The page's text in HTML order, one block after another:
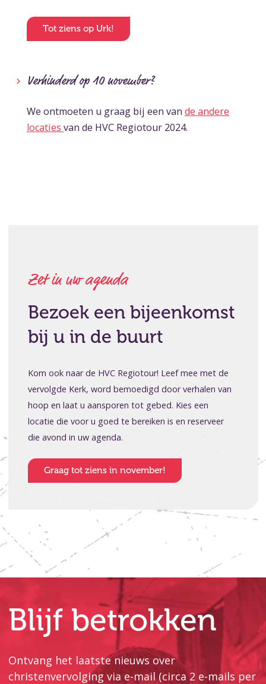
Tot ziens op Urk!
Verhinderd op 10 november?
We ontmoeten u graag bij een van de andere
locaties van de HVC Regiotour 2024.
Zet in uw agenda
Bezoek een bijeenkomst
bij u in de buurt
Kom ook naar de HVC Regiotour! Leef mee met de
vervolgde Kerk, word bemoedigd door verhalen van
hoop en laat u aansporen tot gebed. Kies een
locatie die voor u goed te bereiken is en reserveer
die avond in uw agenda.
Graag tot ziens in november!
Blijf betrokken
Ontvang het laatste nieuws over
christenvervolging via e-mail (circa 2 e-mails per